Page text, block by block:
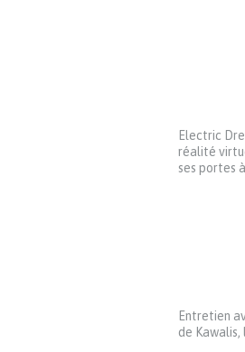
Electric
réalité
ses portes
Entretien
de